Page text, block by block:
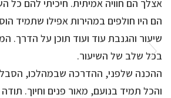
אצלך הם חוויה אמיתית. חיכיתי להם כל
הם היו חולפים במהירות אפילו שתמיד
שיעור והגנבת עוד ועוד תוכן על הדרך.
בכל שלב של השיעור.
ההכנה שלפני, ההדרכה שבמהלכו,
והכל תמיד בנועם, מאור פנים וחיוך.